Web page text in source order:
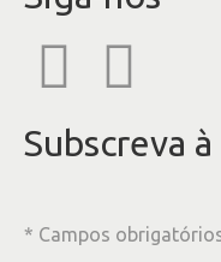
Subscreva
* Campos